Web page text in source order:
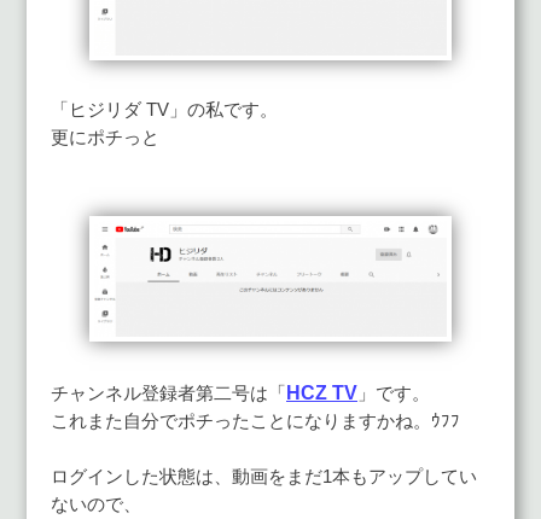
「ヒジリダ TV」の私です。
更にポチっと
チャンネル登録者第二号は「 HCZ TV 」です。
これまた自分でポチったことになりますかね。ｳﾌﾌ
ログインした状態は、動画をまだ1本もアップしてい
ないので、